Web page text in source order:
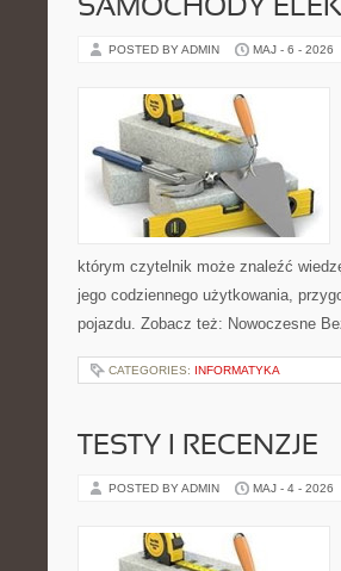
SAMOCHODY
POSTED BY ADMIN MAJ - 6 - 2026
którym czytelnik może znaleźć
jego codziennego użytkowania,
pojazdu. Zobacz też: Nowoczesne
CATEGORIES: INFORMATYKA
TESTY I RECENZJE
POSTED BY ADMIN MAJ - 4 - 2026